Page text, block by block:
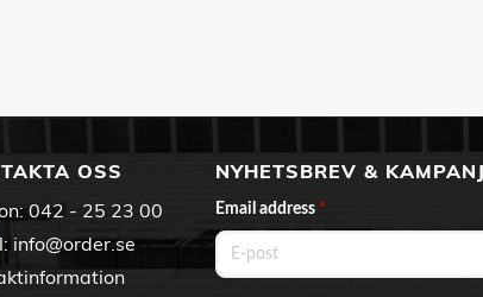
OSS
042 - 25 23 00
info@order.se
NYHETSBREV &
Email address *